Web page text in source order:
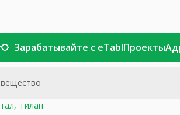
Зарабатывайте с eTablПроекты
гилан